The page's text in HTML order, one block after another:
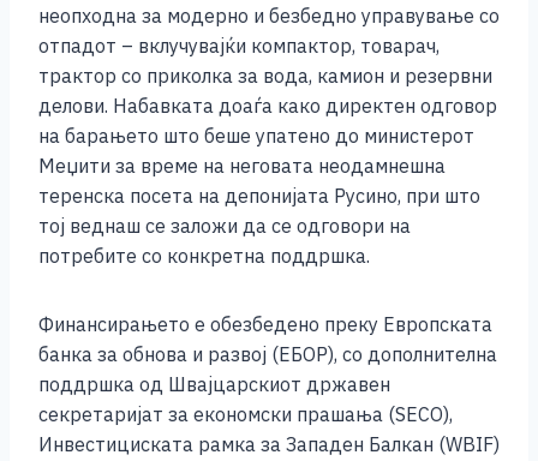
неопходна за модерно и безбедно управување со
отпадот – вклучувајќи компактор, товарач,
трактор со приколка за вода, камион и резервни
делови. Набавката доаѓа како директен одговор
на барањето што беше упатено до министерот
Меџити за време на неговата неодамнешна
теренска посета на депонијата Русино, при што
тој веднаш се заложи да се одговори на
потребите со конкретна поддршка.
Финансирањето е обезбедено преку Европската
банка за обнова и развој (ЕБОР), со дополнителна
поддршка од Швајцарскиот државен
секретаријат за економски прашања (SECO),
Инвестициската рамка за Западен Балкан (WBIF)